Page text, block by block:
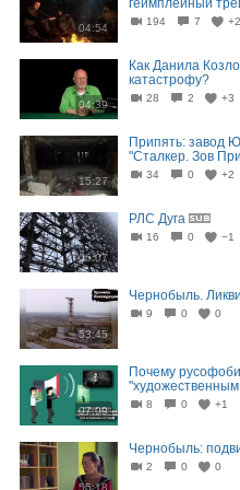
04:54
геймплейный
194 7
04:39
Как Данила
катастрофу?
28 2 +3
15:27
Припять: завод
"Сталкер. Зов
34 0 +2
06:07
РЛС Дуга
16 0 −1
53:45
Чернобыль.
9 0 0
07:09
Почему
8 0 +1
55:18
Чернобыль:
2 0 0